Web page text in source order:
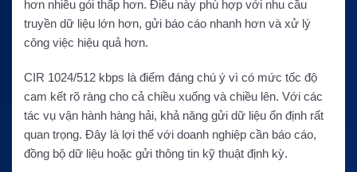
hơn nhiều gói thấp hơn. Điều này phù hợp với nhu cầu
truyền dữ liệu lớn hơn, gửi báo cáo nhanh hơn và xử lý
công việc hiệu quả hơn.
CIR 1024/512 kbps là điểm đáng chú ý vì có mức tốc độ
cam kết rõ ràng cho cả chiều xuống và chiều lên. Với các
tác vụ vận hành hàng hải, khả năng gửi dữ liệu ổn định rất
quan trọng. Đây là lợi thế với doanh nghiệp cần báo cáo,
đồng bộ dữ liệu hoặc gửi thông tin kỹ thuật định kỳ.